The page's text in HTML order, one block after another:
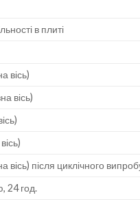
в плиті
вісь)
вісь)
вісь) після циклічного
24 год.